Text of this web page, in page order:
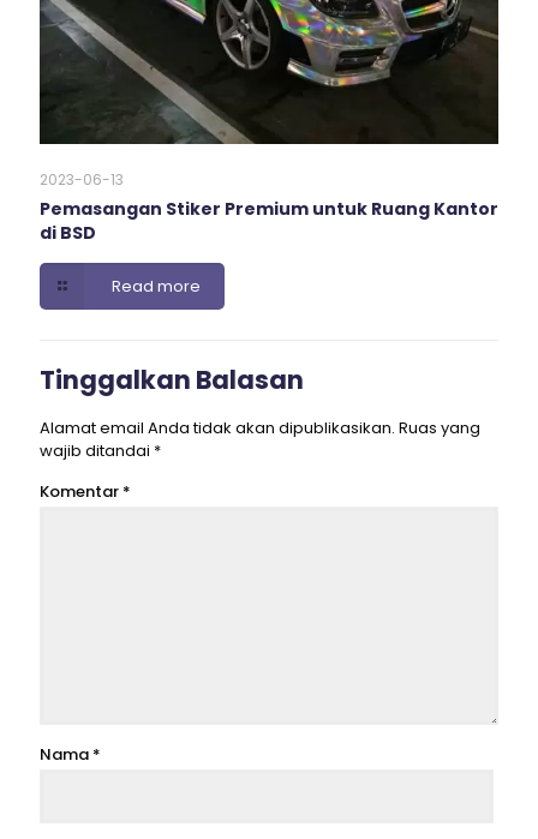
2023-06-13
Pemasangan Stiker Premium untuk Ruang Kantor
di BSD
Read more
Tinggalkan Balasan
Alamat email Anda tidak akan dipublikasikan. Ruas yang
wajib ditandai *
Komentar *
Nama *